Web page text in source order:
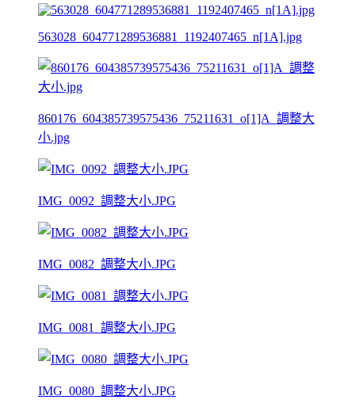
563028_604771289536881_1192407465_n[1A].jpg
860176_604385739575436_75211631_o[1]A_調整大
小.jpg
IMG_0092_調整大小.JPG
IMG_0082_調整大小.JPG
IMG_0081_調整大小.JPG
IMG_0080_調整大小.JPG